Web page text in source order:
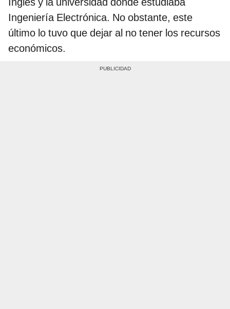
Ingeniería Electrónica. No obstante, este
último lo tuvo que dejar al no tener los recursos
económicos.